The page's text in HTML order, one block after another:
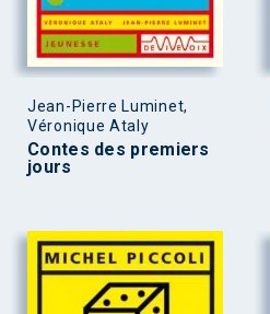
Jean-Pierre Luminet,
Véronique Ataly
Contes des premiers
jours